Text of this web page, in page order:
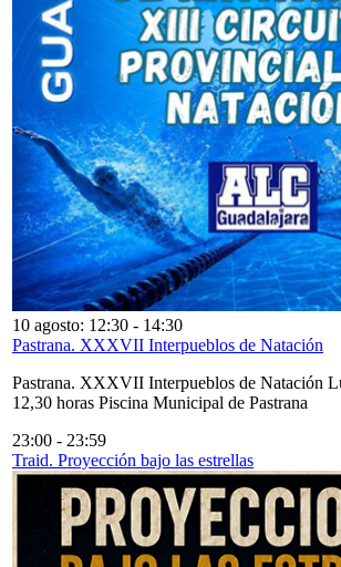
10 agosto: 12:30 - 14:30
Pastrana. XXXVII Interpueblos de Natación
Pastrana. XXXVII Interpueblos de Natación
12,30 horas Piscina Municipal de Pastrana
23:00 - 23:59
Traid. Proyección bajo las estrellas